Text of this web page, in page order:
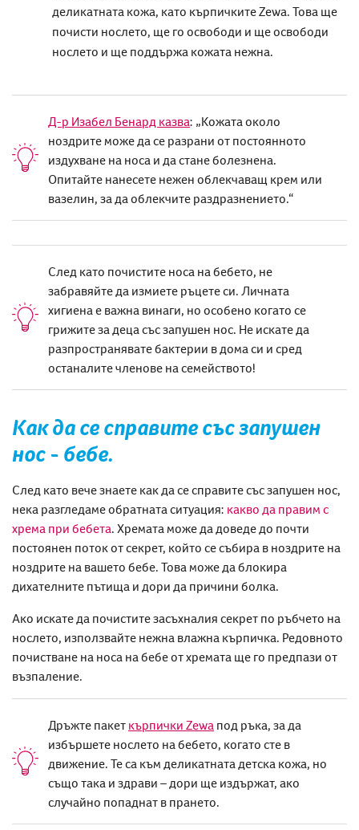
деликатната кожа, като кърпичките Zewa. Това ще
почисти нослето, ще го освободи и ще освободи
нослето и ще поддържа кожата нежна.
Д-р Изабел Бенард казва: „Кожата около
ноздрите може да се разрани от постоянното
издухване на носа и да стане болезнена.
Опитайте нанесете нежен облекчаващ крем или
вазелин, за да облекчите раздразнението.“
След като почистите носа на бебето, не
забравяйте да измиете ръцете си. Личната
хигиена е важна винаги, но особено когато се
грижите за деца със запушен нос. Не искате да
разпространявате бактерии в дома си и сред
останалите членове на семейството!
Как дасе справите със запушен
нос - бебе.
След като вече знаете как да се справите със запушен нос,
нека разгледамеобратната ситуация: какво да правим c
хрема при бебета. Хремата може да доведе до почти
постоянен поток от секрет, който се събира в ноздрите на
ноздрите на вашето бебе. Това може да блокира
дихателните пътища и дори да причини болка.
Ако искате да почиститезасъхналия секрет по ръбчето на
нослето, използвайте нежна влажна кърпичка. Редовното
почистване на носа на бебеот хремата ще го предпази от
възпаление.
Дръжте пакет кърпички Zewa под ръка, за да
избършете нослето на бебето, когато сте в
движение. Те са към деликатната детска кожа, но
също така и здрави – дори ще издържат, ако
случайно попаднат в прането.